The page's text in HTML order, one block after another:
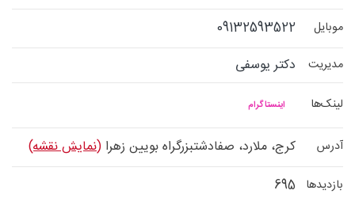
موبایل
09132593522
مدیریت دکتر یوسفی
لینک‌ها اینستاگرام
آدرس کرج، ملارد، صفادشتبزرگراه بویین زهرا (نمایش نقشه)
بازدیدها 695